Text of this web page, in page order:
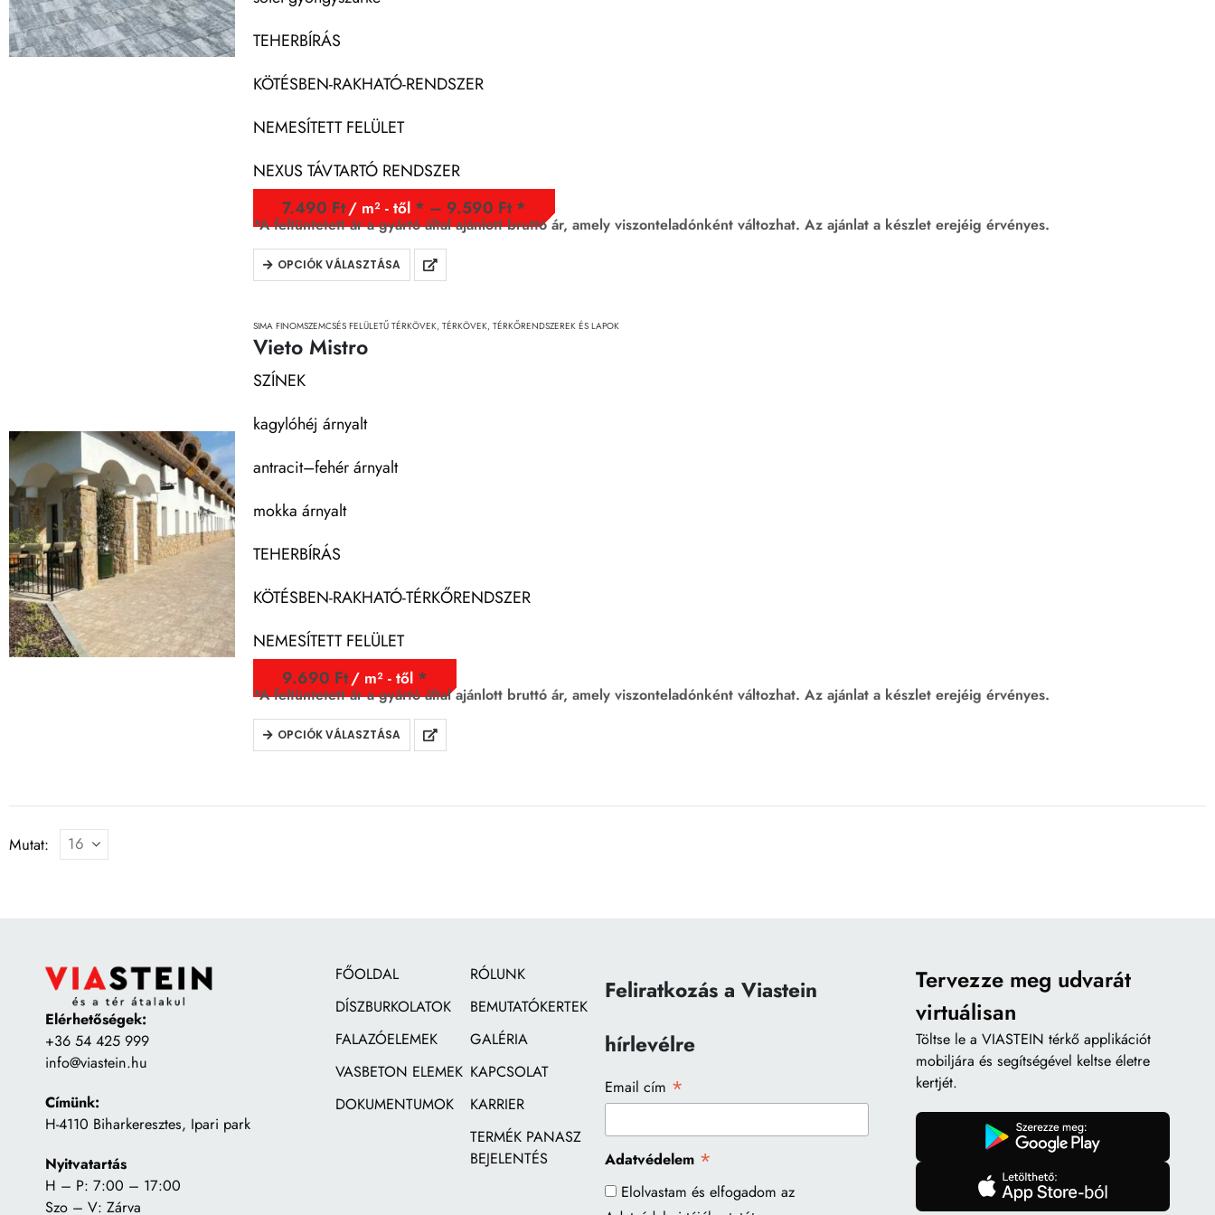
TEHERBÍRÁS
KÖTÉSBEN-RAKHATÓ-RENDSZER
NEMESÍTETT FELÜLET
NEXUS TÁVTARTÓ RENDSZER
7.490 Ft/ m² - től – 9.590 Ft
*A feltüntetett ár a gyártó által ajánlott bruttó ár, amely viszonteladónként változhat. Az ajánlat a készlet erejéig érvényes.
OPCIÓK VÁLASZTÁSA
SIMA FINOMSZEMCSÉS FELÜLETŰ TÉRKÖVEK, TÉRKÖVEK, TÉRKŐRENDSZEREK ÉS LAPOK
Vieto Mistro
SZÍNEK
kagylóhéj árnyalt
antracit–fehér árnyalt
mokka árnyalt
TEHERBÍRÁS
KÖTÉSBEN-RAKHATÓ-TÉRKŐRENDSZER
NEMESÍTETT FELÜLET
9.690 Ft/ m² - től
*A feltüntetett ár a gyártó által ajánlott bruttó ár, amely viszonteladónként változhat. Az ajánlat a készlet erejéig érvényes.
OPCIÓK VÁLASZTÁSA
Mutat:
Elérhetőségek:
+36 54 425 999
info@viastein.hu
Címünk:
H-4110 Biharkeresztes, Ipari park
Nyitvatartás
H – P: 7:00 – 17:00
Szo – V: Zárva
FŐOLDAL
DÍSZBURKOLATOK
FALAZÓELEMEK
VASBETON ELEMEK
DOKUMENTUMOK
RÓLUNK
BEMUTATÓKERTEK
GALÉRIA
KAPCSOLAT
KARRIER
TERMÉK PANASZ
BEJELENTÉS
Feliratkozás a Viastein
hírlevélre
Email cím *
Adatvédelem *
Elolvastam és elfogadom az
Tervezze meg udvarát
virtuálisan
Töltse le a VIASTEIN térkő applikációt
mobiljára és segítségével keltse életre
kertjét.
gomb
gomb